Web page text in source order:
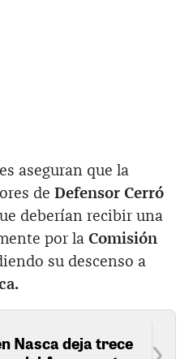
aseguran que la
de Defensor Cerró
deberían recibir una
por la Comisión
su descenso a
Nasca deja trece